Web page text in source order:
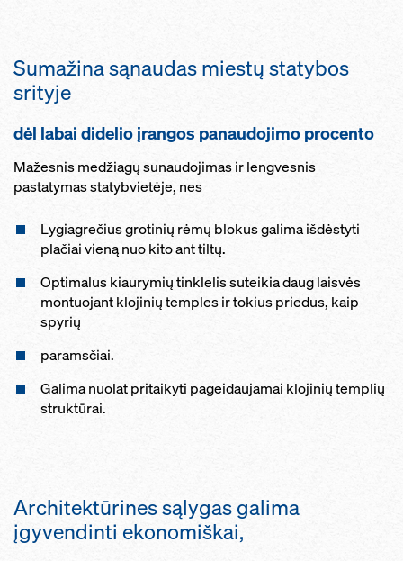
Sumažina sąnaudas miestų statybos
srityje
dėl labai didelio įrangos panaudojimo procento
Mažesnis medžiagų sunaudojimas ir lengvesnis
pastatymas statybvietėje, nes
Lygiagrečius grotinių rėmų blokus galima išdėstyti
plačiai vieną nuo kito ant tiltų.
Optimalus kiaurymių tinklelis suteikia daug laisvės
montuojant klojinių temples ir tokius priedus, kaip
spyrių
paramsčiai.
Galima nuolat pritaikyti pageidaujamai klojinių templių
struktūrai.
Architektūrines sąlygas galima
įgyvendinti ekonomiškai,